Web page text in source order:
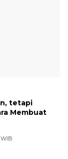
tetapi
Membuat
WIB